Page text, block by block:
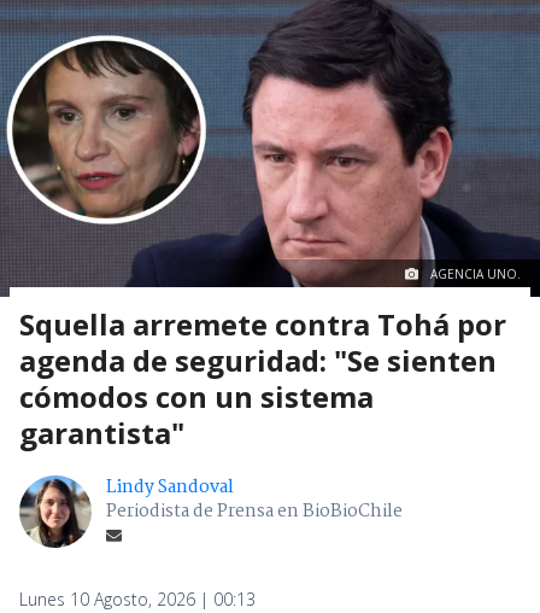
AGENCIA UNO.
Squella arremete contra Tohá por
agenda de seguridad: "Se sienten
cómodos con un sistema
garantista"
Lindy Sandoval
Periodista de Prensa en BioBioChile
Lunes 10 Agosto, 2026 | 00:13